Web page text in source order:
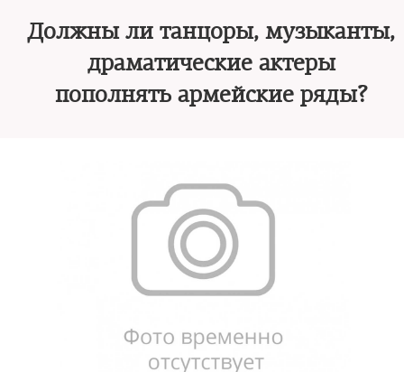
Должны ли танцоры, музыканты,
драматические актеры
пополнять армейские ряды?